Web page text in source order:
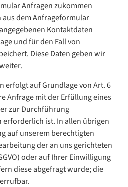
Anfragen zukommen
aus dem Anfrageformular
Kontaktdaten
und für den Fall von
Diese Daten geben wir
erfolgt auf Grundlage von Art. 6
Anfrage mit der Erfüllung eines
zur Durchführung
ist. In allen übrigen
auf unserem berechtigten
der an uns gerichteten
oder auf Ihrer Einwilligung
diese abgefragt wurde; die